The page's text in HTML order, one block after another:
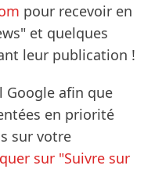
pour recevoir en
et quelques
leur publication !
Google afin que
en priorité
sur votre
sur "Suivre sur